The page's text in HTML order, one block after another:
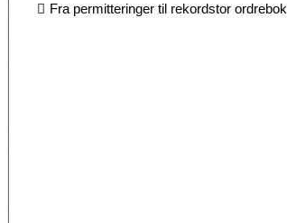
Fra permitteringer til rekordstor ordrebok